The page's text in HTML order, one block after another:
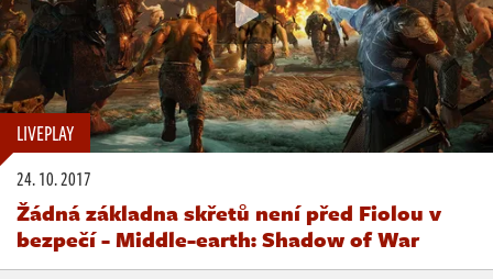
LIVEPLAY
24. 10. 2017
Žádná základna skřetů není před Fiolou v
bezpečí - Middle-earth: Shadow of War